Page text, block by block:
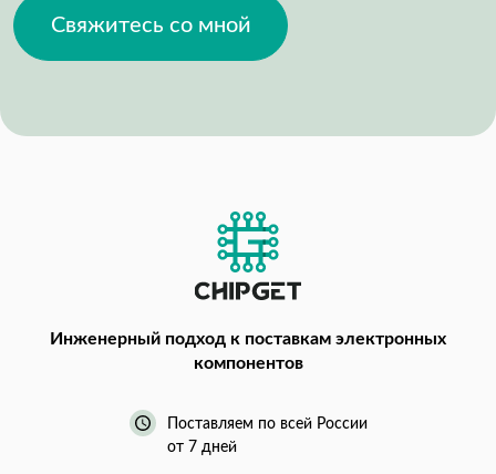
Свяжитесь со мной
Инженерный подход к поставкам электронных
компонентов
Поставляем по всей России
от 7 дней